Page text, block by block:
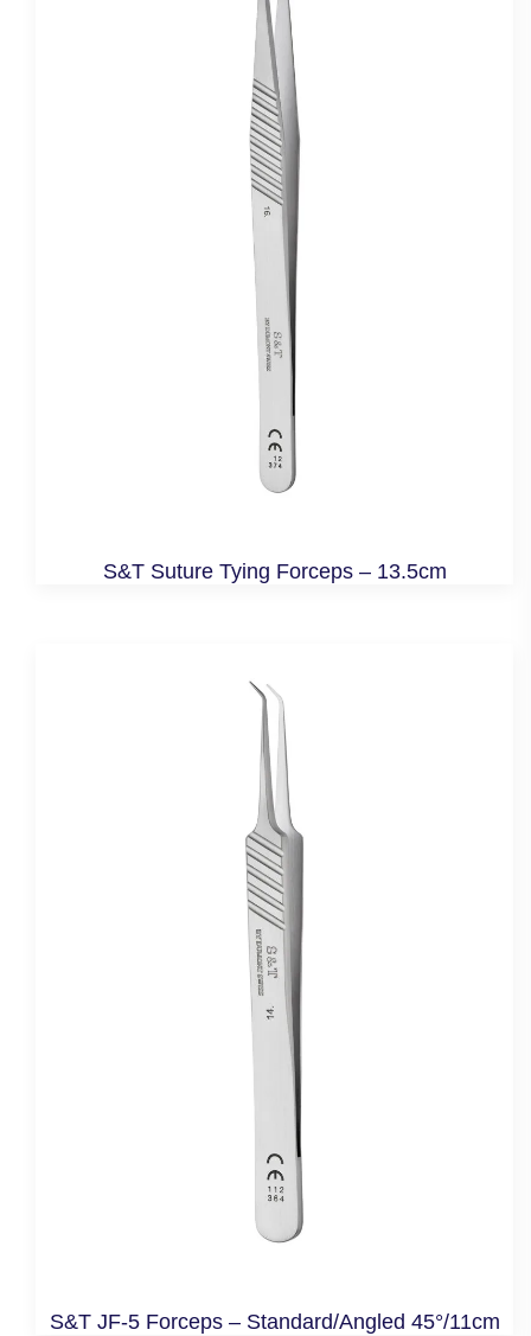
S&T Suture Tying Forceps – 13.5cm
S&T JF-5 Forceps – Standard/Angled 45°/11cm